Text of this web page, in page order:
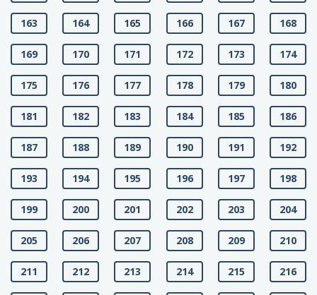
163 164 165 166 167 168
169 170 171 172 173 174
175 176 177 178 179 180
181 182 183 184 185 186
187 188 189 190 191 192
193 194 195 196 197 198
199 200 201 202 203 204
205 206 207 208 209 210
211 212 213 214 215 216